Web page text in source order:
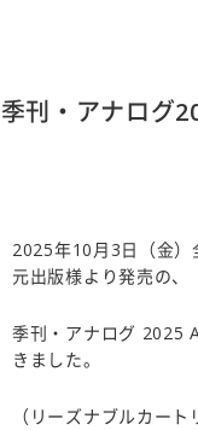
季刊・アナログ
2025年10月3日（金）
元出版様より発売の、
季刊・アナログ 2025
きました。
（リーズナブルカー